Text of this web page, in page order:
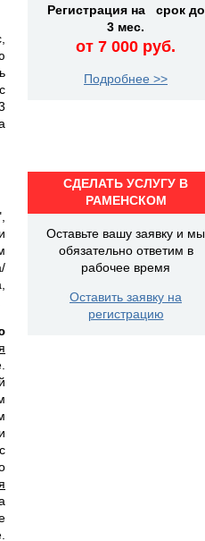
Регистрация на срок до
3 мес.
от 7 000 руб.
Подробнее >>
СДЕЛАТЬ УСЛУГУ В
РАМЕНСКОМ
Оставьте вашу заявку и мы
обязательно ответим в
рабочее время
Оставить заявку на
регистрацию